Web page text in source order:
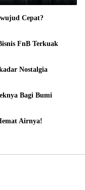
Cepat?
FnB Terkuak
Nostalgia
Bagi Bumi
Airnya!